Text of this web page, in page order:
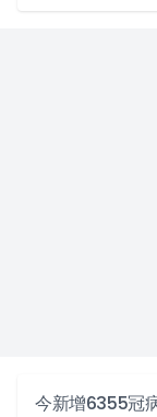
今新增6355冠